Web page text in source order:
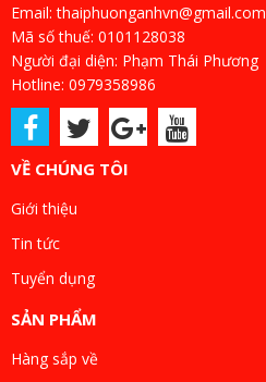
Email: thaiphuonganhvn@gmail.com
Mã số thuế: 0101128038
Người đại diện: Phạm Thái Phương
Hotline: 0979358986
VỀ CHÚNG TÔI
Giới thiệu
Tin tức
Tuyển dụng
SẢN PHẨM
Hàng sắp về